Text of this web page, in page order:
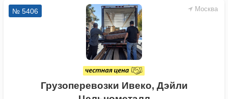
Москва
№ 5406
Грузоперевозки Ивеко, Дэйли